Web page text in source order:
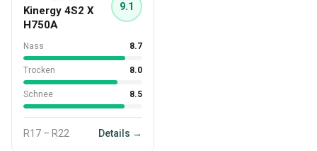
Kinergy 4S2 X
H750A
9.1
Nass 8.7
Trocken 8.0
Schnee 8.5
R17 – R22 Details →